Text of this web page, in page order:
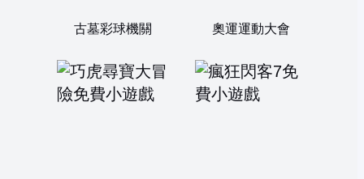
古墓彩球機關 奧運運動大會